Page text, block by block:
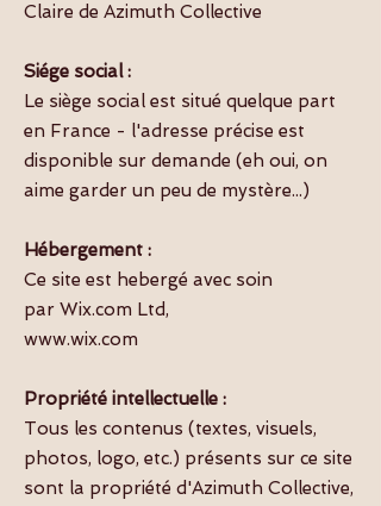
Claire de Azimuth Collective
Siége social :
Le siège social est situé quelque part
en France - l'adresse précise est
disponible sur demande (eh oui, on
aime garder un peu de mystère...)
Hébergement :
Ce site est hebergé avec soin
par Wix.com Ltd,
www.wix.com
Propriété intellectuelle :
Tous les contenus (textes, visuels,
photos, logo, etc.) présents sur ce site
sont la propriété d'Azimuth Collective,